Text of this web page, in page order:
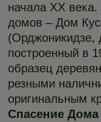
начала XX
домов – Дом
(Орджоникидзе,
построенный в
образец
резными
оригинальным
Спасение Дома